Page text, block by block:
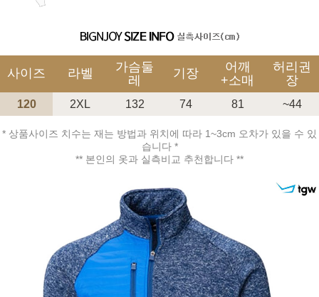
PAYCO 바로구매
사이즈 라벨
가슴둘
레
기장
어깨
+소매
허리권
장
120 2XL 132 74 81 ~44
* 상품사이즈 치수는 재는 방법과 위치에 따라 1~3cm 오차가 있을 수 있
습니다 *
** 본인의 옷과 실측비교 추천합니다 **